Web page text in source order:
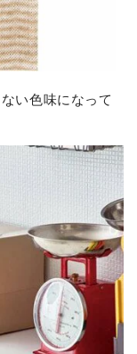
い色味になって